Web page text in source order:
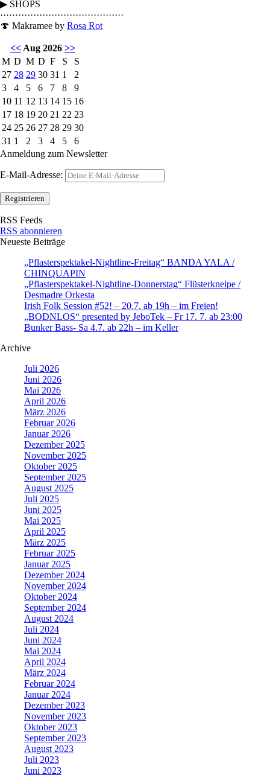
▶ SHOPS
·········································
🍄 Makramee by Rosa Rot
<< Aug 2026 >>
M D M D F S
S
27 28 29 30 31 1
2
3
4 5 6 7 8
9
10 11 12 13 14 15 16
17 18 19 20 21 22 23
24 25 26 27 28 29 30
31 1 2 3 4 5
6
Anmeldung zum Newsletter
E-Mail-Adresse:
RSS Feeds
RSS abonnieren
Neueste Beiträge
„Pflasterspektakel-Nightline-Freitag“ BANDA YALA /
CHINQUAPIN
„Pflasterspektakel-Nightline-Donnerstag“ Flüsterkneipe /
Desmadre Orkesta
Irish Folk Session #52! – 20.7. ab 19h – im Freien!
„BODNLOS“ presented by JeboTek – Fr 17. 7. ab 23:00
Bunker Bass- Sa 4.7. ab 22h – im Keller
Archive
Juli 2026
Juni 2026
Mai 2026
April 2026
März 2026
Februar 2026
Januar 2026
Dezember 2025
November 2025
Oktober 2025
September 2025
August 2025
Juli 2025
Juni 2025
Mai 2025
April 2025
März 2025
Februar 2025
Januar 2025
Dezember 2024
November 2024
Oktober 2024
September 2024
August 2024
Juli 2024
Juni 2024
Mai 2024
April 2024
März 2024
Februar 2024
Januar 2024
Dezember 2023
November 2023
Oktober 2023
September 2023
August 2023
Juli 2023
Juni 2023